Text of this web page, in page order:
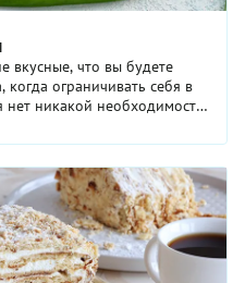
вкусные, что вы будете
когда ограничивать себя в
нет никакой необходимости.
...